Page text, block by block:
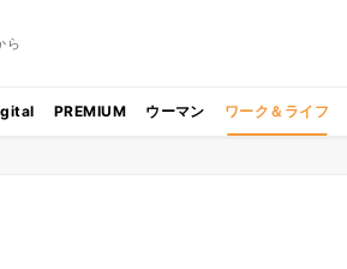
ら
PREMIUM ウーマン ワーク＆ライフ